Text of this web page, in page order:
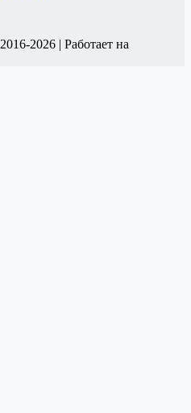
2026 | Работает на